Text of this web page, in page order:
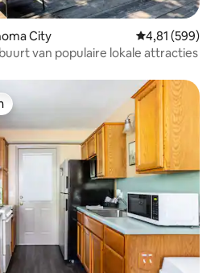
City Gemiddelde
4,81 (599)
van populaire lokale attracties